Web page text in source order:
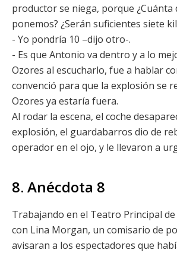
productor se niega, porque ¿Cuánta
ponemos? ¿Serán suficientes siete
- Yo pondría 10 –dijo otro-.
- Es que Antonio va dentro y a lo
Ozores al escucharlo, fue a hablar
convenció para que la explosión se
Ozores ya estaría fuera.
Al rodar la escena, el coche
explosión, el guardabarros dio de
operador en el ojo, y le llevaron a
8. Anécdota 8
Trabajando en el Teatro Principal de
con Lina Morgan, un comisario de
avisaran a los espectadores que